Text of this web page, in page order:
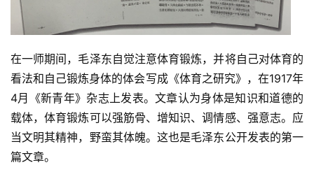
在一师期间，毛泽东自觉注意体育锻炼，并将自己对体育的
看法和自己锻炼身体的体会写成《体育之研究》，在1917年
4月《新青年》杂志上发表。文章认为身体是知识和道德的
载体，体育锻炼可以强筋骨、增知识、调情感、强意志。应
当文明其精神，野蛮其体魄。这也是毛泽东公开发表的第一
篇文章。